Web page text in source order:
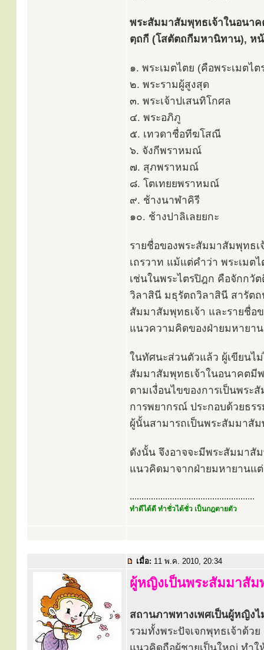
พระสัมมาสัมพุทธเจ้าในอนา
ตฺถกี (โสตัตถกีมหานิทาน), ห
๑. พระเมตไตย (คือพระเมตไต
๒. พระรามผู้สูงสุด
๓. พระเจ้าปเสนทิโกศล
๔. พระอภิภู
๕. เทวดาชื่อทีฆโสณี
๖. จังกีพราหมณ์
๗. สุภพราหมณ์
๘. โตเทยยพราหมณ์
๙. ช้างนาฬาคิรี
๑๐. ช้างปาลิเลยยกะ
รายชื่อของพระสัมมาสัมพุทธเ
เถรวาท แม้แต่คำว่า พระเมต
เช่นในพระไตรปิฎก คือจักกวั
วิลาสินี มธุรัตถวิลาสินี สารัต
สัมมาสัมพุทธเจ้า และรายชื่อ
แนวความคิดของฝ่ายมหายา
ในทัศนะส่วนตัวแล้ว ผู้เขียนไ
สัมมาสัมพุทธเจ้าในอนาคตมี
ตามเงื่อนไขของการเป็นพร
การพยากรณ์ ประกอบด้วยธร
ผู้นั้นสามารถเป็นพระสัมมาสัม
ดังนั้น จึงอาจจะมีพระสัมมาสั
แนวคิดมาจากฝ่ายมหายานแ
.....................................................
ทำดีได้ดี ทำชั่วได้ชั่ว เป็นกฎตายตัว
เมื่อ: 11 พ.ค. 2010, 20:34
ผู้หญิงเป็นพระสัมมาสัม
สถานภาพทางเพศเป็นผู้หญิงไ
รวมทั้งพระปัจเจกพุทธเจ้าด้ว
แนวคิดถือผู้ชายเป็นใหญ่ ทำ